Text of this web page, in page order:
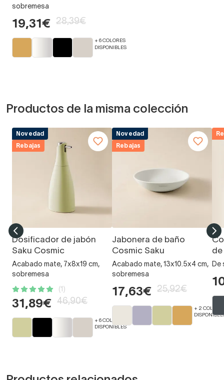
sobremesa
19,31€ 28,39€
+ 6 COLORES
DISPONIBLES
Productos de la misma colección
Novedad
Rebajas
Dosificador de jabón
Saku Cosmic
Acabado mate, 7x8x19 cm,
sobremesa
(1)
31,89€ 46,90€
+ 6 COLORES
DISPONIBLES
Novedad
Rebajas
Jabonera de baño
Cosmic Saku
Acabado mate, 13x10.5x4 cm,
sobremesa
17,63€ 25,92€
+ 2
de
De